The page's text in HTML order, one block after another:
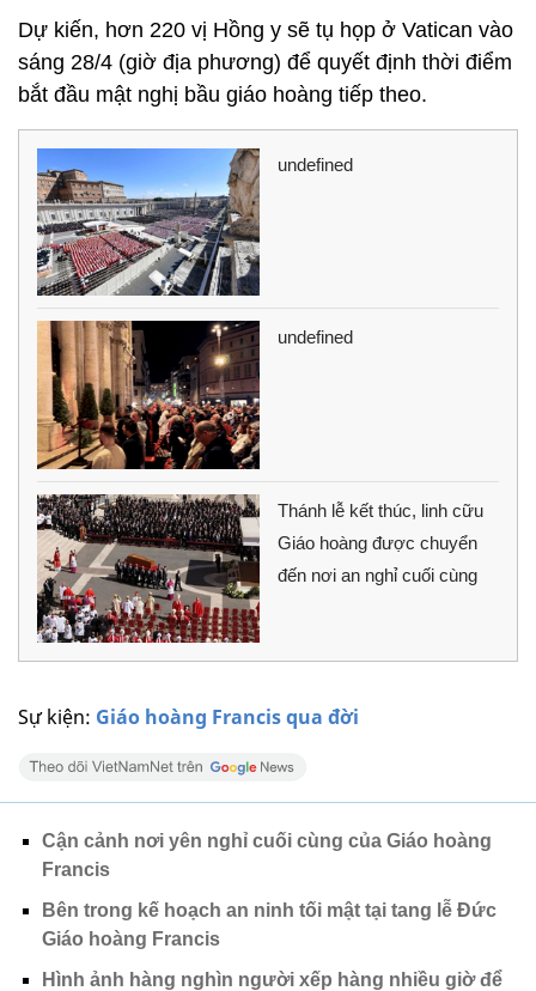
Sự kiện: Giáo hoàng Francis qua đời
Dự kiến, hơn 220 vị Hồng y sẽ tụ họp ở Vatican vào
sáng 28/4 (giờ địa phương) để quyết định thời điểm
bắt đầu mật nghị bầu giáo hoàng tiếp theo.
undefined
undefined
Thánh lễ kết thúc, linh cữu
Giáo hoàng được chuyển
đến nơi an nghỉ cuối cùng
Cận cảnh nơi yên nghỉ cuối cùng của Giáo hoàng
Francis
Bên trong kế hoạch an ninh tối mật tại tang lễ Đức
Giáo hoàng Francis
Hình ảnh hàng nghìn người xếp hàng nhiều giờ để